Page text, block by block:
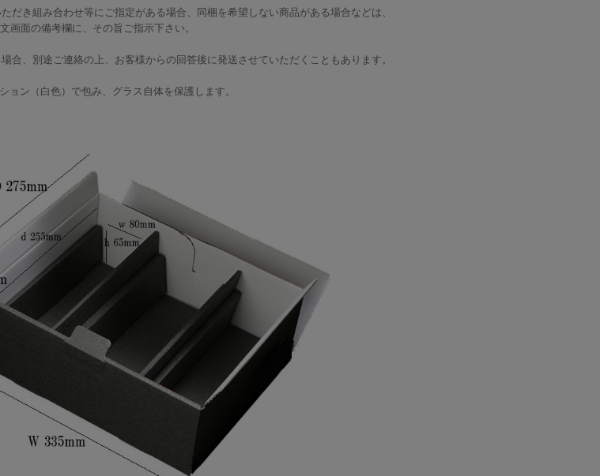
だき組み合わせ等にご指定がある場合、同梱を希望しない商品がある場合などは、
画面の備考欄に、その旨ご指示下さい。
合、別途ご連絡の上、お客様からの回答後に発送させていただくこともあります。
ョン（白色）で包み、グラス自体を保護します。